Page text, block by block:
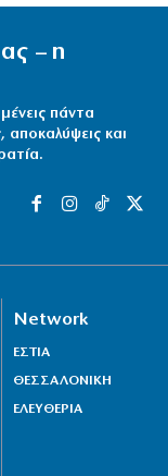
– η
πάντα
αποκαλύψεις και
Network
ΕΣΤΙΑ
ΘΕΣΣΑΛΟΝΙΚΗ
ΕΛΕΥΘΕΡΙΑ